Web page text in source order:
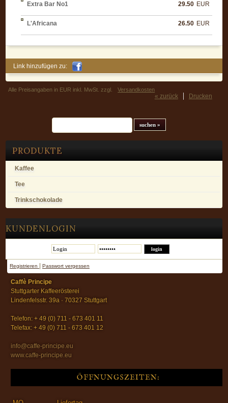
PRODUKTE
Kaffee
Tee
Trinkschokolade
KUNDENLOGIN
Registrieren Passwort vergessen
Caffè Principe
Stuttgarter Kaffeerösterei
Lindenfelsstr. 39a · 70327 Stuttgart
Telefon: + 49 (0) 711 - 673 401 11
Telefax: + 49 (0) 711 - 673 401 12
info@caffe-principe.eu
www.caffe-principe.eu
ÖFFNUNGSZEITEN:
Extra Bar No1 29.50 EUR
L'Africana 26.50 EUR
Link hinzufügen zu:
Alle Preisangaben in EUR inkl. MwSt. zzgl. Versandkosten
Drucken
« zurück